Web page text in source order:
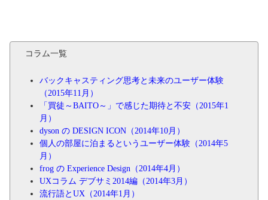
コラム一覧
バックキャスティング思考と未来のユーザー体験
（2015年11月）
「買徒～BAITO～」で感じた期待と不安（2015年1
月）
dyson の DESIGN ICON（2014年10月）
個人の部屋に泊まるというユーザー体験（2014年5
月）
frog の Experience Design（2014年4月）
UXコラム デブサミ2014編（2014年3月）
流行語とUX（2014年1月）